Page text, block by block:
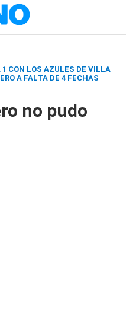
CON LOS AZULES DE VILLA
A FALTA DE 4 FECHAS
no pudo